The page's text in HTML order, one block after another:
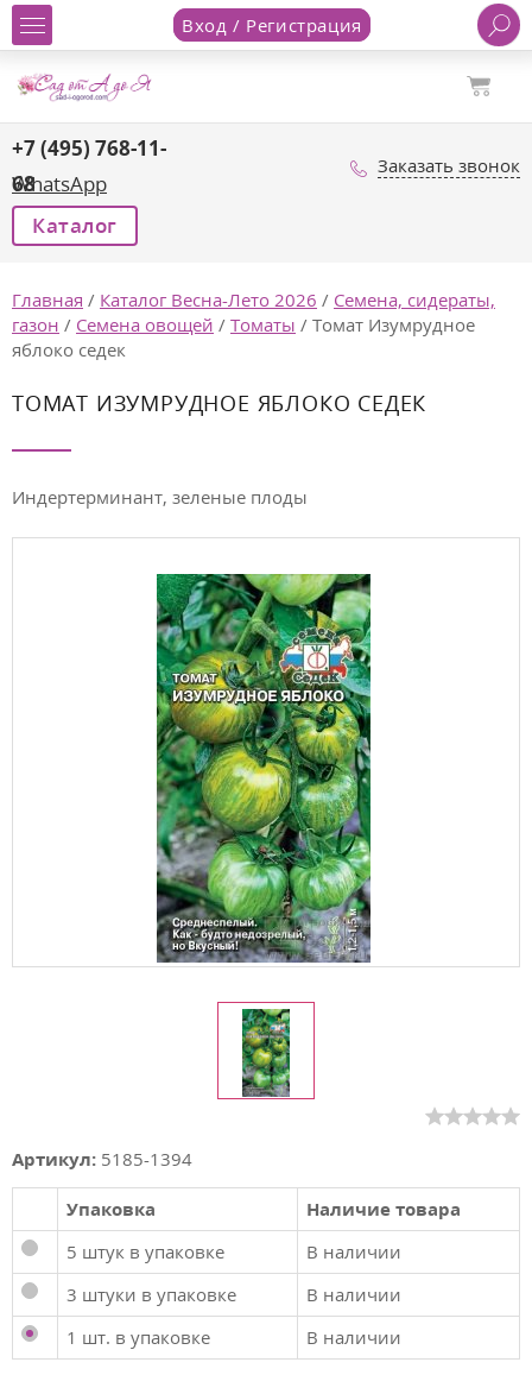
Вход / Регистрация
+7 (495) 768-11-
68
WhatsApp
Заказать звонок
Каталог
Главная / Каталог Весна-Лето 2026 / Семена, сидераты,
газон / Семена овощей / Томаты / Томат Изумрудное
яблоко седек
ТОМАТ ИЗУМРУДНОЕ ЯБЛОКО СЕДЕК
Индертерминант, зеленые плоды
Артикул: 5185-1394
Упаковка
Наличие товара
5 штук в упаковке
В наличии
3 штуки в упаковке
В наличии
1 шт. в упаковке
В наличии